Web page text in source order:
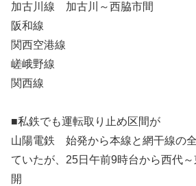
加古川線 加古川～西脇市間
阪和線
関西空港線
嵯峨野線
関西線
■私鉄でも運転取り止め区間が
山陽電鉄 始発から本線と網干線の
ていたが、25日午前9時台から西代
開